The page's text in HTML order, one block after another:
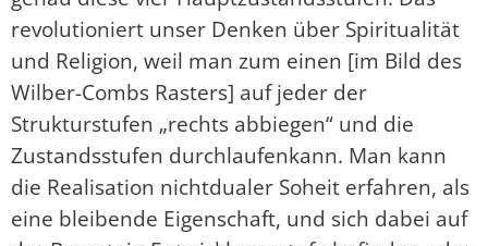
revolutioniert unser Denken über Spiritualität
und Religion, weil man zum einen [im Bild des
Wilber-Combs Rasters] auf jeder der
Strukturstufen „rechts abbiegen“ und die
Zustandsstufen durchlaufenkann. Man kann
die Realisation nichtdualer Soheit erfahren, als
eine bleibende Eigenschaft, und sich dabei auf